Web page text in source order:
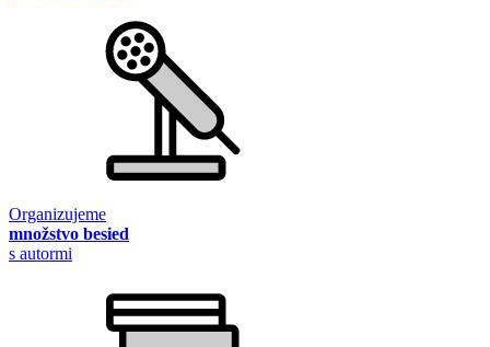
Organizujeme
množstvo besied
s autormi